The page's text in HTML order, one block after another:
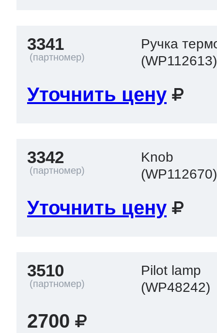
3341
Ручка
(WP112613)
Уточнить цену
3342
Knob
(WP112670)
Уточнить цену
3510
Pilot lamp
(WP48242)
2700